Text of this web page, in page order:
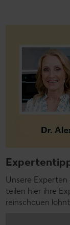
Unsere Experten
teilen hier ihre
reinschauen